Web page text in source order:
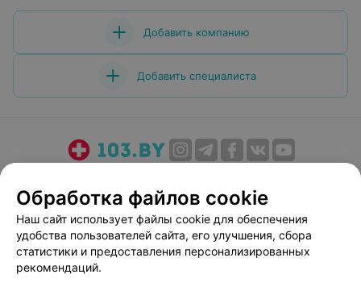
Добавить компанию
Добавить специалиста
Медицинский маркетинг
Публичный договор
Пользовательское соглашение
Способы оплаты
Вакансии
Партнеры
Обработка файлов cookie
Наш сайт использует файлы cookie для обеспечения
удобства пользователей сайта, его улучшения, сбора
статистики и предоставления персонализированных
рекомендаций.